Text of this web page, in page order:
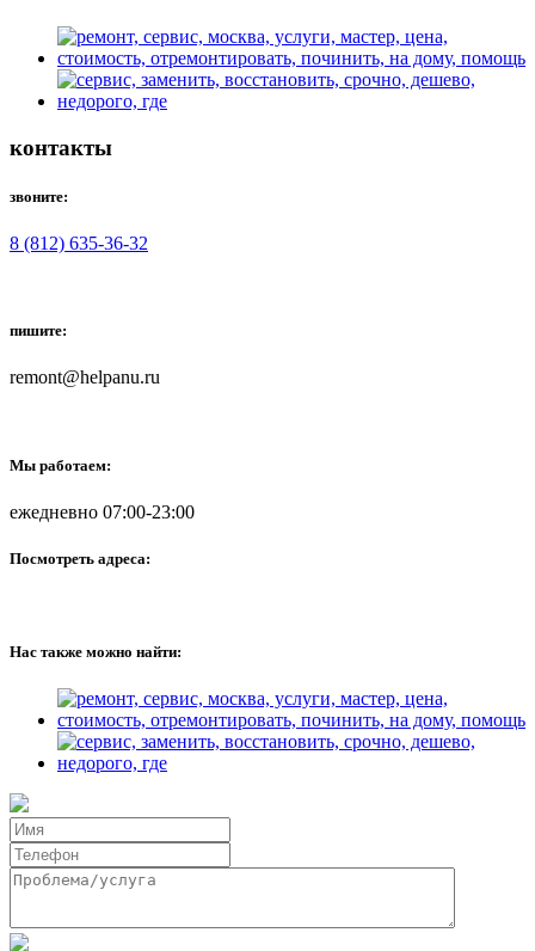
контакты
звоните:
8 (812) 635-36-32
пишите:
remont@helpanu.ru
Мы работаем:
ежедневно 07:00-23:00
Посмотреть адреса:
Нас также можно найти: